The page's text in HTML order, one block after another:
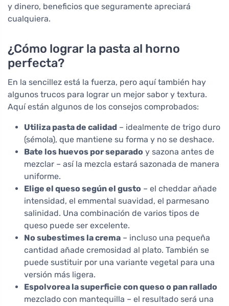
y dinero, beneficios que seguramente apreciará
cualquiera.
¿Cómo lograr la pasta al horno
perfecta?
En la sencillez está la fuerza, pero aquí también hay
algunos trucos para lograr un mejor sabor y textura.
Aquí están algunos de los consejos comprobados:
Utiliza pasta de calidad – idealmente de trigo duro
(sémola), que mantiene su forma y no se deshace.
Bate los huevos por separado y sazona antes de
mezclar – así la mezcla estará sazonada de manera
uniforme.
Elige el queso según el gusto – el cheddar añade
intensidad, el emmental suavidad, el parmesano
salinidad. Una combinación de varios tipos de
queso puede ser excelente.
No subestimes la crema – incluso una pequeña
cantidad añade cremosidad al plato. También se
puede sustituir por una variante vegetal para una
versión más ligera.
Espolvorea la superficie con queso o pan rallado
mezclado con mantequilla – el resultado será una